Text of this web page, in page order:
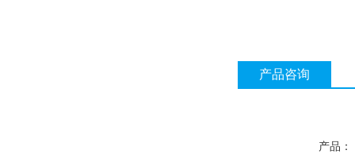
产品咨询
产品：